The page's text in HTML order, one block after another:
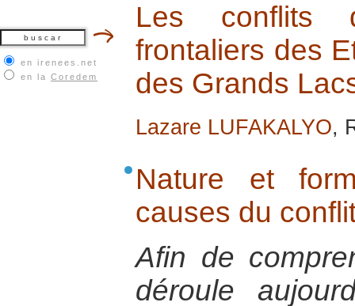
en irenees.net
en la Coredem
Les conflits
frontaliers des
des Grands
Lazare LUFAKALYO,
Nature et
causes du
Afin de
déroule